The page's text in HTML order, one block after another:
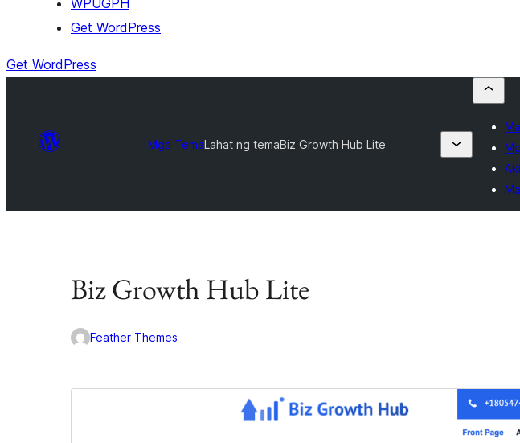
WPUGPH
Get WordPress
Get WordPress
Mga TemaLahat ng temaBiz Growth Hub Lite
Biz Growth Hub Lite
Feather Themes